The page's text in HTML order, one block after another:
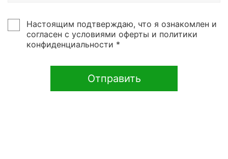
Настоящим подтверждаю, что я ознакомлен и
согласен с условиями оферты и политики
конфиденциальности *
Отправить